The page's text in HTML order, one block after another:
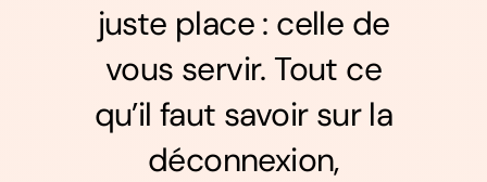
juste place : celle de
vous servir. Tout ce
qu’il faut savoir sur la
déconnexion,